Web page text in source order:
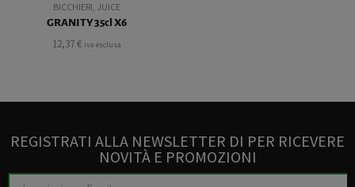
BICCHIERI, JUICE
GRANITY 35cl X6
12,37€ iva esclusa
REGISTRATI ALLA NEWSLETTER DI PER RICEVERE
NOVITÀ E PROMOZIONI